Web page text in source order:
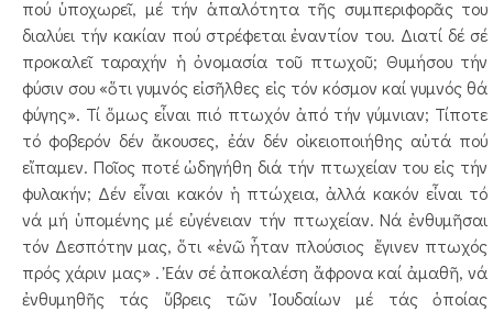
πού ὑποχωρεῖ, μέ τήν ἁπαλότητα τῆς συμπεριφορᾶς του
διαλύει τήν κακίαν πού στρέφεται ἐναντίον του. Διατί δέ σέ
προκαλεῖ ταραχήν ἡ ὀνομασία τοῦ πτωχοῦ; Θυμήσου τήν
φύσιν σου «ὅτι γυμνός εἰσῆλθες εἰς τόν κόσμον καί γυμνός θά
φύγης». Τί ὅμως εἶναι πιό πτωχόν ἀπό τήν γύμνιαν; Τίποτε
τό φοβερόν δέν ἄκουσες, ἐάν δέν οἰκειοποιήθης αὐτά πού
εἴπαμεν. Ποῖος ποτέ ὡδηγήθη διά τήν πτωχείαν του εἰς τήν
φυλακήν; Δέν εἶναι κακόν ἡ πτώχεια, ἀλλά κακόν εἶναι τό
νά μή ὑπομένης μέ εὐγένειαν τήν πτωχείαν. Νά ἐνθυμῆσαι
τόν Δεσπότην μας, ὅτι «ἐνῶ ἦταν πλούσιος ἔγινεν πτωχός
πρός χάριν μας» . Ἐάν σέ ἀποκαλέση ἄφρονα καί ἀμαθῆ, νά
ἐνθυμηθῆς τάς ὕβρεις τῶν Ἰουδαίων μέ τάς ὁποίας